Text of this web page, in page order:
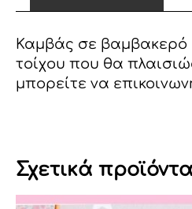
Καμβάς σε βαμβακερό
τοίχου που θα
μπορείτε να
Σχετικά προϊόντα